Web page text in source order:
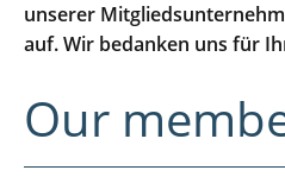
unserer
auf. Wir bedanken uns für
Our